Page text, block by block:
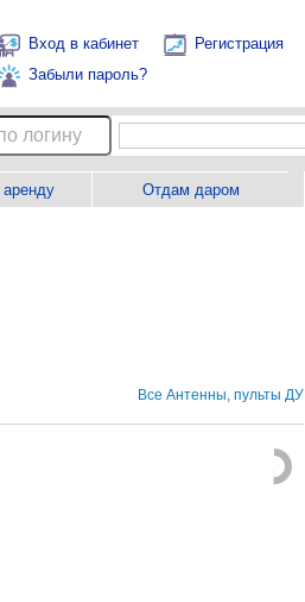
Вход в кабинет
Регистрация
Забыли пароль?
Отдам даром
Все Антенны, пульты ДУ